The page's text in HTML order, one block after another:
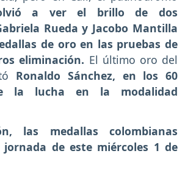
a ver el brillo de dos
Rueda y Jacobo Mantilla
de oro en las pruebas de
eliminación. El último oro del
Ronaldo Sánchez, en los 60
la lucha en la modalidad
las medallas colombianas
de este miércoles 1 de